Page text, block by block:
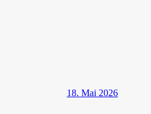
18. Mai 2026